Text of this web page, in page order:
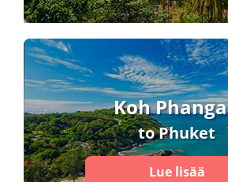
Koh
to Phuket
Lue lisää